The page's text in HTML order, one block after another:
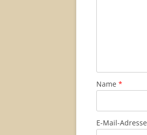
Name *
E-Mail-Adresse